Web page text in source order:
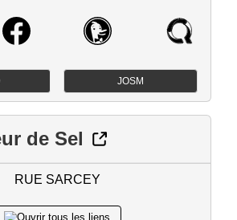
JOSM
de Sel
RUE SARCEY